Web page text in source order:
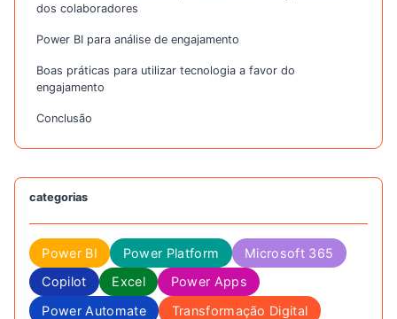
dos colaboradores
Power BI para análise de engajamento
Boas práticas para utilizar tecnologia a favor do
engajamento
Conclusão
categorias
Power BI Power Platform
Microsoft 365
Copilot
Excel
Power Apps
Power Automate
Transformação Digital